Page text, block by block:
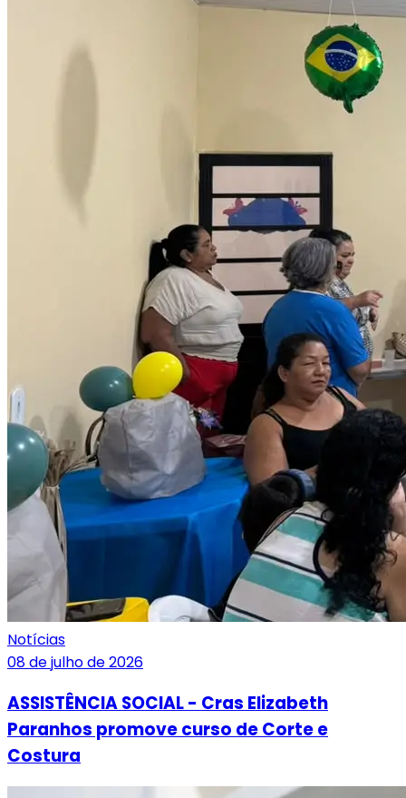
Notícias
08 de julho de 2026
ASSISTÊNCIA SOCIAL - Cras Elizabeth
Paranhos promove curso de Corte e
Costura